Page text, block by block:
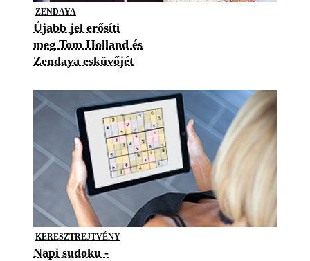
ZENDAYA
Újabb jel erősíti
meg Tom Holland és
Zendaya esküvőjét
KERESZTREJTVÉNY
Napi sudoku -